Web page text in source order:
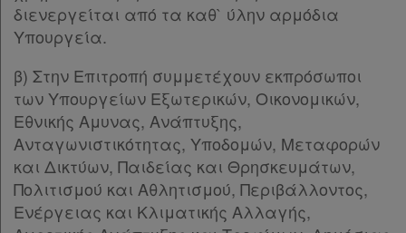
χρήσης
Πολιτική
απορρήτου
και
cookies
Παρ.1
Παρ.2
Παρ.3
Άρθρο 14 [-]
Παρ.1
Παρ.2
Παρ.3
Παρ.4
Παρ.5
Παρ.6
διενεργείται από τα καθ` ύλην αρμόδια
Υπουργεία.
β) Στην Επιτροπή συμμετέχουν εκπρόσωποι
των Υπουργείων Εξωτερικών, Οικονομικών,
Εθνικής Αμυνας, Ανάπτυξης,
Ανταγωνιστικότητας, Υποδομών, Μεταφορών
και Δικτύων, Παιδείας και Θρησκευμάτων,
Πολιτισμού και Αθλητισμού, Περιβάλλοντος,
Ενέργειας και Κλιματικής Αλλαγής,